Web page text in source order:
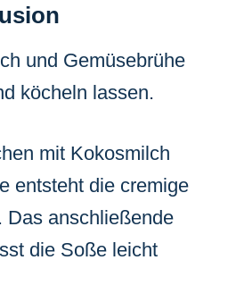
und Gemüsebrühe
köcheln lassen.
mit Kokosmilch
entsteht die cremige
Das anschließende
die Soße leicht